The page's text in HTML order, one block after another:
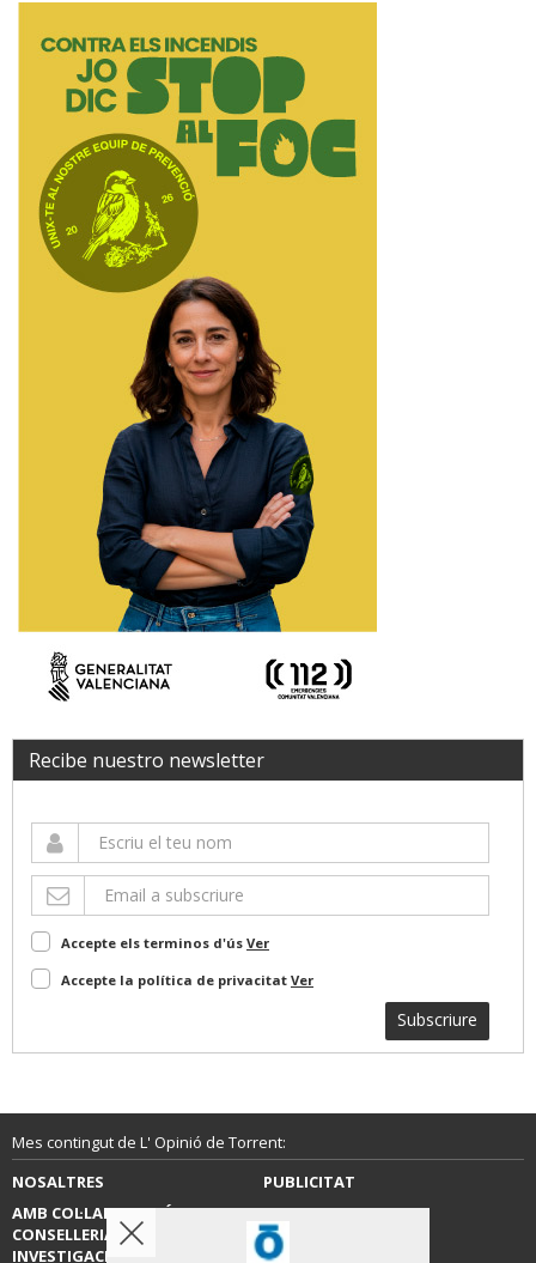
Recibe nuestro newsletter
Accepte els terminos d'ús Ver
Accepte la política de privacitat Ver
Subscriure
Mes contingut de L' Opinió de Torrent:
NOSALTRES
PUBLICITAT
AMB COL·LABORACIÓ DE LA
CONSELLERIA D’EDUCACIÓ,
INVESTIGACIÓ, CULTURA I
CONTACTE